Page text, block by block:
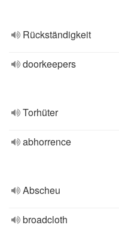
Rückständigkeit
doorkeepers
Torhüter
abhorrence
Abscheu
broadcloth